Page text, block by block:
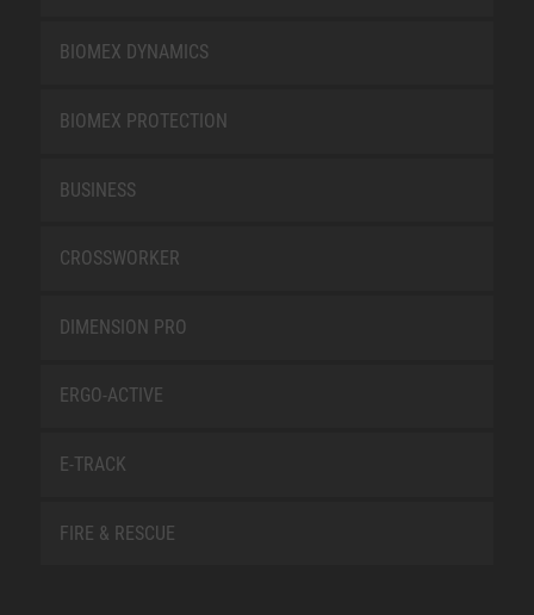
BIOMEX DYNAMICS
BIOMEX PROTECTION
BUSINESS
CROSSWORKER
DIMENSION PRO
ERGO-ACTIVE
E-TRACK
FIRE & RESCUE